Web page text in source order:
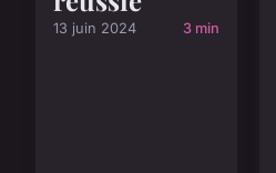
13 juin 2024 3 min